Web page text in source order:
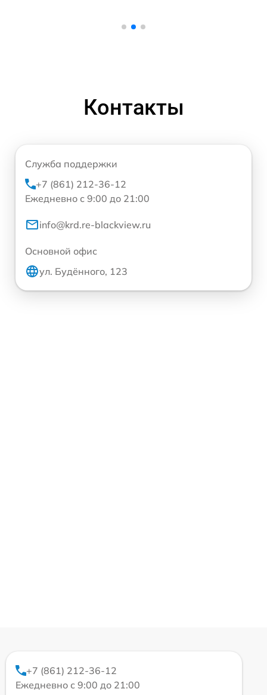
Контакты
Служба поддержки
+7 (861) 212-36-12
Ежедневно с 9:00 до 21:00
info@krd.re-blackview.ru
Основной офис
ул. Будённого, 123
+7 (861) 212-36-12
Ежедневно с 9:00 до 21:00